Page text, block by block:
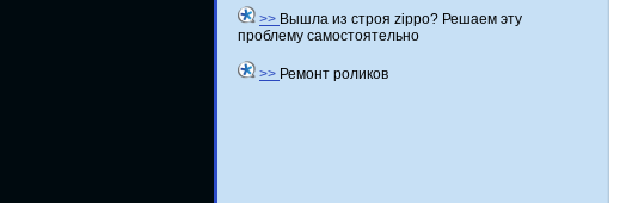
>> Вышла из строя zippo? Решаем эту
проблему самостоятельно
>> Ремонт роликов